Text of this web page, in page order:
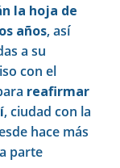
la hoja de
años, así
a su
con el
reafirmar
, ciudad con la
hace más
parte